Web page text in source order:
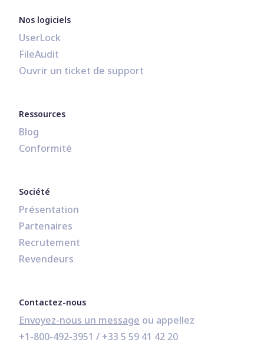
Nos logiciels
UserLock
FileAudit
Ouvrir un ticket de support
Ressources
Blog
Conformité
Société
Présentation
Partenaires
Recrutement
Revendeurs
Contactez-nous
Envoyez-nous un message
+1-800-492-3951 / +33 5 59 41 42 20